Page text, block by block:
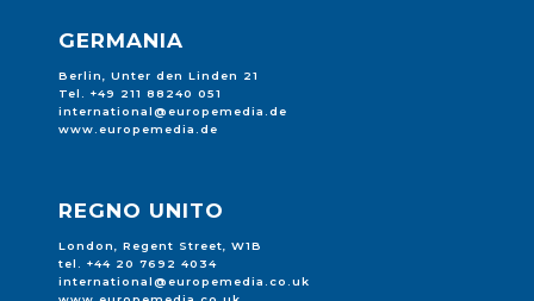
GERMANIA
Berlin, Unter den Linden 21
Tel. +49 211 88240 051
international@europemedia.de
www.europemedia.de
REGNO UNITO
London, Regent Street, W1B
tel. +44 20 7692 4034
international@europemedia.co.uk